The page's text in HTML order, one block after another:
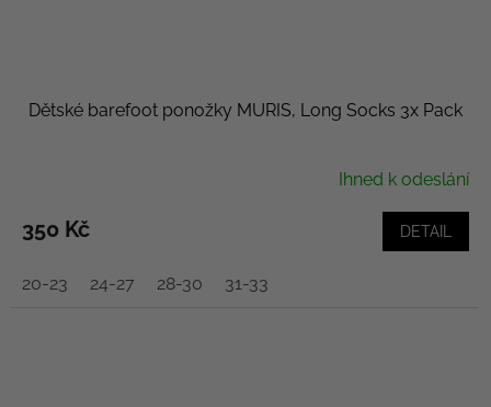
Dětské barefoot ponožky MURIS, Long Socks 3x Pack
Ihned k odeslání
350 Kč DETAIL
20-23 24-27 28-30 31-33